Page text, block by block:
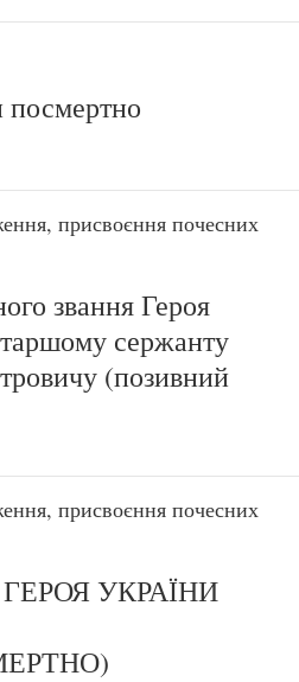
посмертно
присвоєння почесних
звання Героя
сержанту
(позивний
присвоєння почесних
УКРАЇНИ